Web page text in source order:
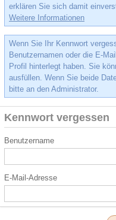
erklären Sie sich damit
Weitere Informationen
Wenn Sie Ihr Kennwort
Benutzernamen oder die E-
Profil hinterlegt haben. Sie
ausfüllen. Wenn Sie beide
bitte an den Administrator.
Kennwort vergessen
Benutzername
E-Mail-Adresse